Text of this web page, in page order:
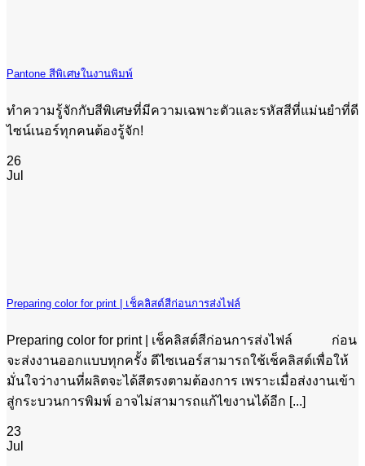
Pantone สีพิเศษในงานพิมพ์
ทำความรู้จักกับสีพิเศษที่มีความเฉพาะตัวและรหัสสีที่แม่นยำที่ดี
ไซน์เนอร์ทุกคนต้องรู้จัก!
26
Jul
Preparing color for print | เช็คลิสต์สีก่อนการส่งไฟล์
Preparing color for print | เช็คลิสต์สีก่อนการส่งไฟล์ ก่อน
จะส่งงานออกแบบทุกครั้ง ดีไซเนอร์สามารถใช้เช็คลิสต์เพื่อให้
มั่นใจว่างานที่ผลิตจะได้สีตรงตามต้องการ เพราะเมื่อส่งงานเข้า
สู่กระบวนการพิมพ์ อาจไม่สามารถแก้ไขงานได้อีก [...]
23
Jul